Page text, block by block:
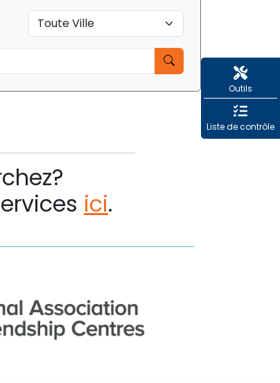
ici.
Outils
Liste de contrôle